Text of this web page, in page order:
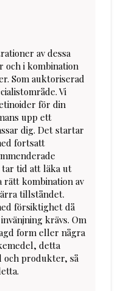
av dessa
och i kombination
Som auktoriserad
Vi
för din
upp ett
dig. Det startar
fortsatt
tid att läka ut
rätt kombination av
tillståndet.
försiktighet då
krävs. Om
form eller några
detta
och produkter, så